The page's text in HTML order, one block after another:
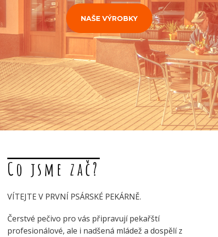
NAŠE VÝROBKY
Co jsme zač?
VÍTEJTE V PRVNÍ PSÁRSKÉ PEKÁRNĚ.
Čerstvé pečivo pro vás připravují pekařští
profesionálové, ale i nadšená mládež a dospělí z